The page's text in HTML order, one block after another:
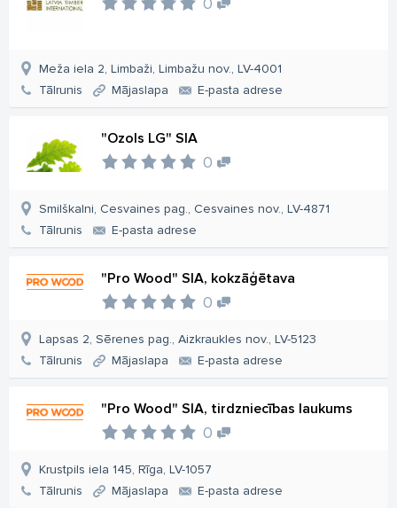
Meža iela 2, Limbaži, Limbažu nov., LV-4001
Tālrunis
Mājaslapa E-pasta adrese
"Ozols LG" SIA
0
Smilškalni, Cesvaines pag., Cesvaines nov., LV-4871
Tālrunis
E-pasta adrese
"Pro Wood" SIA, kokzāģētava
0
Lapsas 2, Sērenes pag., Aizkraukles nov., LV-5123
Tālrunis
Mājaslapa E-pasta adrese
"Pro Wood" SIA, tirdzniecības laukums
0
Krustpils iela 145, Rīga, LV-1057
Tālrunis
Mājaslapa E-pasta adrese